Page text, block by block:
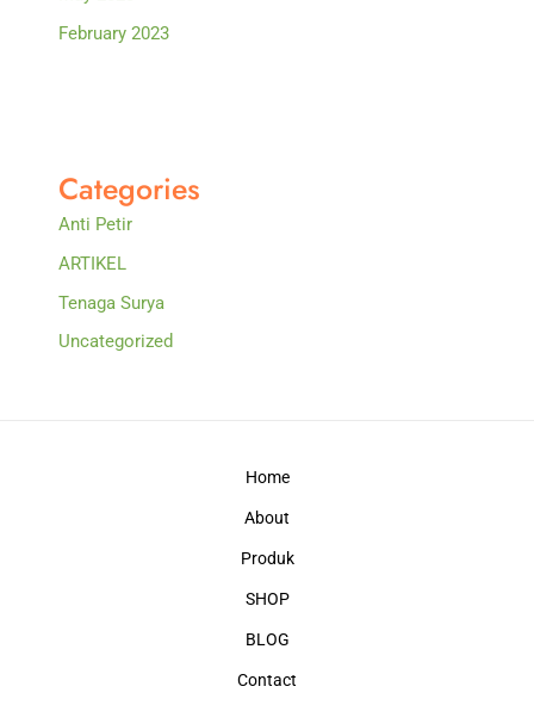
February 2023
Categories
Anti Petir
ARTIKEL
Tenaga Surya
Uncategorized
Home
About
Produk
SHOP
BLOG
Contact